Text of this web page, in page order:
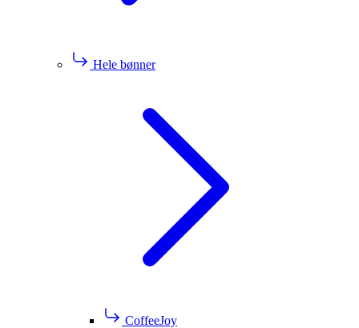
Hele bønner
CoffeeJoy